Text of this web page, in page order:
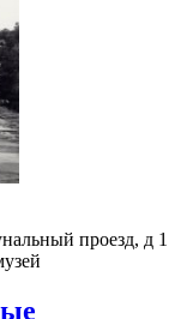
проезд, д 1